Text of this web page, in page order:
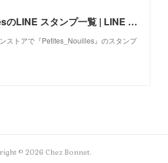
Petites_NouillesのLINE スタンプ一覧 | LINE STORE
ストアで『Petites_Nouilles』のスタンプ
© 2026 Chez Bonnet.